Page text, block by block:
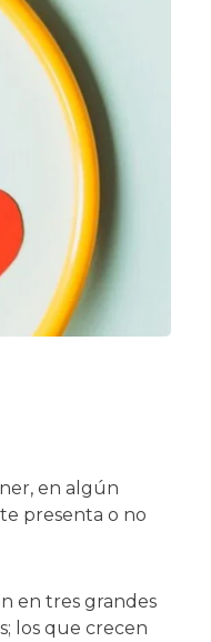
en algún
presenta o no
en tres grandes
los que crecen